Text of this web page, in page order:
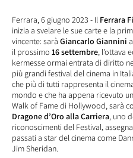
Ferrara, 6 giugno 2023 - Il Ferrara
inizia a svelare le sue carte e la
vincente: sarà Giancarlo Giannini
il prossimo 16 settembre, l’ottava
kermesse ormai entrata di diritto
più grandi festival del cinema in
che più di tutti rappresenta il
mondo e che ha appena ricevuto
Walk of Fame di Hollywood, sarà
Dragone d’Oro alla Carriera, uno
riconoscimenti del Festival,
passati a star del cinema come
Jim Sheridan.